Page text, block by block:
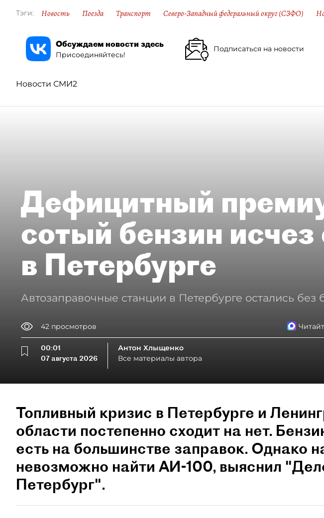
Тэги: Новость Поезда Транспорт Северо-Западный федеральный округ (СЗФО)
Обсуждаем новости здесь
Присоединяйтесь!
Подписаться на новости
Новости СМИ2
Дефицитный
сотый бензин
в Петербурге
Автозаправочные станции в Петербурге остались без
42 просмотров
00:01
07 августа 2026
Антон Хлыщенко
Все материалы автора
Топливный кризис в Петербурге и
области постепенно сходит на нет.
есть на большинстве заправок. Однако
невозможно найти АИ-100, выяснил
Петербург".